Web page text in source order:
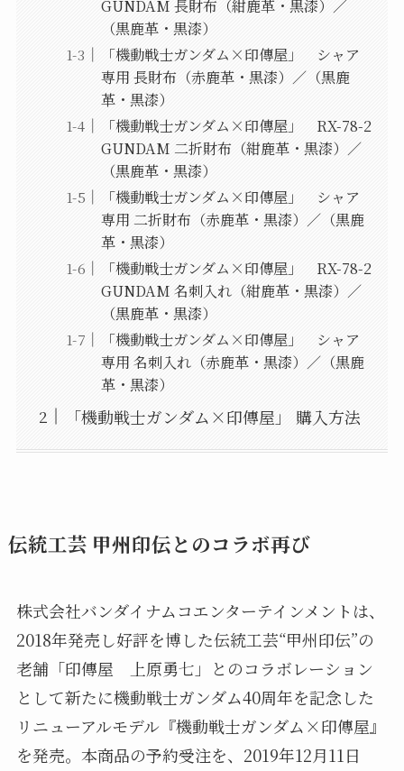
GUNDAM 長財布（紺鹿革・黒漆）／
（黒鹿革・黒漆）
「機動戦士ガンダム×印傳屋」 シャア
専用 長財布（赤鹿革・黒漆）／（黒鹿
革・黒漆）
「機動戦士ガンダム×印傳屋」 RX-78-2
GUNDAM 二折財布（紺鹿革・黒漆）／
（黒鹿革・黒漆）
「機動戦士ガンダム×印傳屋」 シャア
専用 二折財布（赤鹿革・黒漆）／（黒鹿
革・黒漆）
「機動戦士ガンダム×印傳屋」 RX-78-2
GUNDAM 名刺入れ（紺鹿革・黒漆）／
（黒鹿革・黒漆）
「機動戦士ガンダム×印傳屋」 シャア
専用 名刺入れ（赤鹿革・黒漆）／（黒鹿
革・黒漆）
「機動戦士ガンダム×印傳屋」 購入方法
伝統工芸 甲州印伝とのコラボ再び
株式会社バンダイナムコエンターテインメントは、
2018年発売し好評を博した伝統工芸“甲州印伝”の
老舗「印傳屋 上原勇七」とのコラボレーション
として新たに機動戦士ガンダム40周年を記念した
リニューアルモデル『機動戦士ガンダム×印傳屋』
を発売。本商品の予約受注を、2019年12月11日